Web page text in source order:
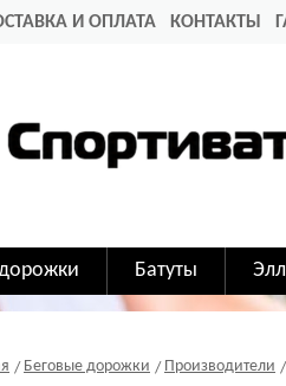
И ОПЛАТА КОНТАКТЫ
Батуты
Беговые дорожки Производители